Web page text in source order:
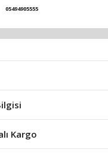
05494905555
Kargo